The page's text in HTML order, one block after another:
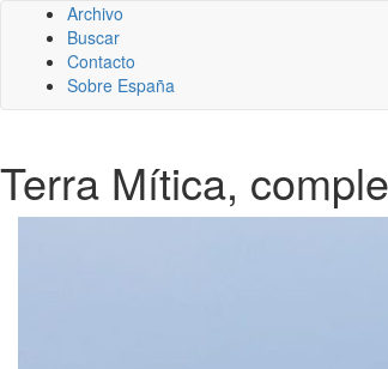
Archivo
Buscar
Contacto
Sobre España
Terra Mítica,